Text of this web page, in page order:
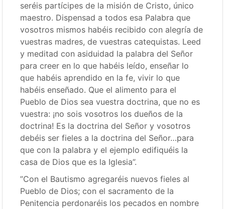
seréis partícipes de la misión de Cristo, único
maestro. Dispensad a todos esa Palabra que
vosotros mismos habéis recibido con alegría de
vuestras madres, de vuestras catequistas. Leed
y meditad con asiduidad la palabra del Señor
para creer en lo que habéis leído, enseñar lo
que habéis aprendido en la fe, vivir lo que
habéis enseñado. Que el alimento para el
Pueblo de Dios sea vuestra doctrina, que no es
vuestra: ¡no sois vosotros los dueños de la
doctrina! Es la doctrina del Señor y vosotros
debéis ser fieles a la doctrina del Señor…para
que con la palabra y el ejemplo edifiquéis la
casa de Dios que es la Iglesia”.
”Con el Bautismo agregaréis nuevos fieles al
Pueblo de Dios; con el sacramento de la
Penitencia perdonaréis los pecados en nombre